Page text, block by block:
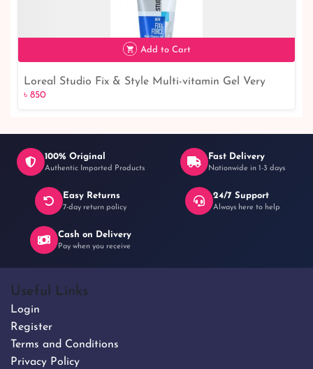
৳ 850
Add to Cart
Loreal Studio Fix & Style Multi-vitamin Gel Very
Strong Hold - 150ml: Get Ultimate Hair Styling with
৳ 850
100% Original
Authentic Imported Products
Fast Delivery
Nationwide in 1-3 days
Easy Returns
7-day return policy
24/7 Support
Always here to help
Cash on Delivery
Pay when you receive
Useful Links
Login
Register
Terms and Conditions
Privacy Policy